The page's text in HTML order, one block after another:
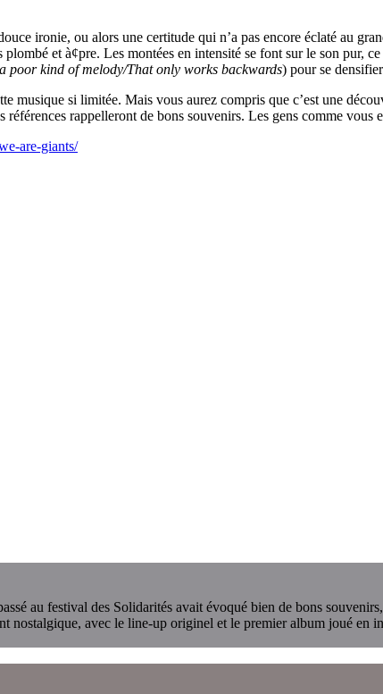
ironie, ou alors une certitude qui n’a pas encore éclaté au
et à¢pre. Les montées en intensité se font sur le son pur,
a poor kind of melody/That only works backwards) pour se
musique si limitée. Mais vous aurez compris que c’est une
rappelleront de bons souvenirs. Les gens comme vous
are-giants/
au festival des Solidarités avait évoqué bien de bons
nostalgique, avec le line-up originel et le premier album joué en